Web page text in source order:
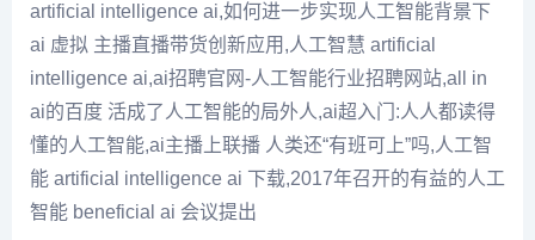
artificial intelligence ai,如何进一步实现人工智能背景下
ai 虚拟 主播直播带货创新应用,人工智慧 artificial
intelligence ai,ai招聘官网-人工智能行业招聘网站,all in
ai的百度 活成了人工智能的局外人,ai超入门:人人都读得
懂的人工智能,ai主播上联播 人类还“有班可上”吗,人工智
能 artificial intelligence ai 下载,2017年召开的有益的人工
智能 beneficial ai 会议提出